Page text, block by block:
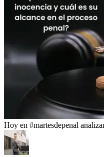
Hoy en #martesdepenal